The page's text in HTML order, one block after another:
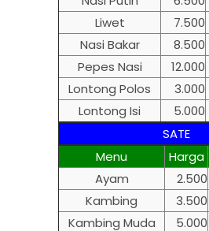
Liwet
7.500
Nasi Bakar
8.500
Pepes Nasi
12.000
Lontong Polos
3.000
Lontong Isi
5.000
SATE
Menu
Harga
Ayam
2.500
Kambing
3.500
Kambing Muda
5.000